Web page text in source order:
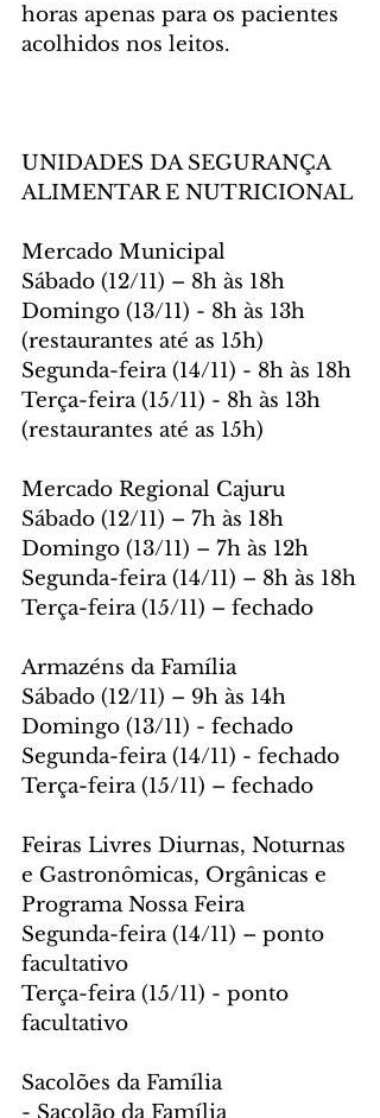
horas apenas para os pacientes
acolhidos nos leitos.
UNIDADES DA SEGURANÇA
ALIMENTAR E NUTRICIONAL
Mercado Municipal
Sábado (12/11) – 8h às 18h
Domingo (13/11) - 8h às 13h
(restaurantes até as 15h)
Segunda-feira (14/11) - 8h às 18h
Terça-feira (15/11) - 8h às 13h
(restaurantes até as 15h)
Mercado Regional Cajuru
Sábado (12/11) – 7h às 18h
Domingo (13/11) – 7h às 12h
Segunda-feira (14/11) – 8h às 18h
Terça-feira (15/11) – fechado
Armazéns da Família
Sábado (12/11) – 9h às 14h
Domingo (13/11) - fechado
Segunda-feira (14/11) - fechado
Terça-feira (15/11) – fechado
Feiras Livres Diurnas, Noturnas
e Gastronômicas, Orgânicas e
Programa Nossa Feira
Segunda-feira (14/11) – ponto
facultativo
Terça-feira (15/11) - ponto
facultativo
Sacolões da Família